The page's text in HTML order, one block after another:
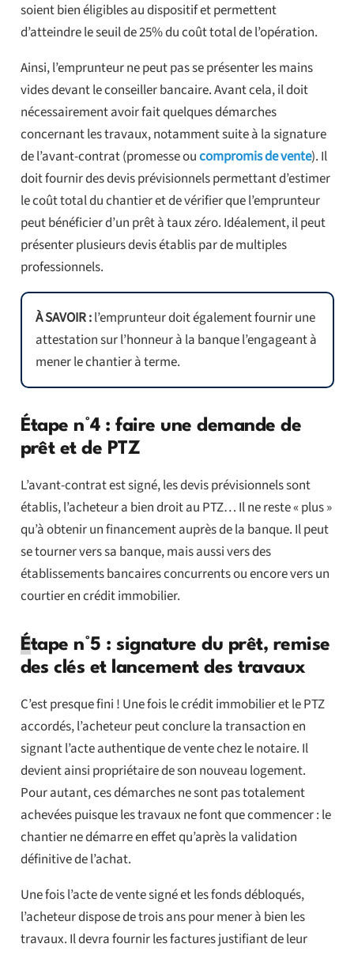
soient bien éligibles au dispositif et permettent
d’atteindre le seuil de 25% du coût total de l’opération.
Ainsi, l’emprunteur ne peut pas se présenter les mains
vides devant le conseiller bancaire. Avant cela, il doit
nécessairement avoir fait quelques démarches
concernant les travaux, notamment suite à la signature
de l’avant-contrat (promesse oucompromis de vente). Il
doit fournir des devis prévisionnels permettant d’estimer
le coût total du chantier et de vérifier que l’emprunteur
peut bénéficier d’un prêt à taux zéro. Idéalement, il peut
présenter plusieurs devis établis par de multiples
professionnels.
À SAVOIR :l’emprunteur doit également fournir une
attestation sur l’honneur à la banque l’engageant à
mener le chantier à terme.
Étape n°4 : faire une demande de
prêt et de PTZ
L’avant-contrat est signé, les devis prévisionnels sont
établis, l’acheteur a bien droit au PTZ… Il ne reste « plus »
qu’à obtenir un financement auprès de la banque. Il peut
se tourner vers sa banque, mais aussi vers des
établissements bancaires concurrents ou encore vers un
courtier en crédit immobilier.
Étape n°5 : signature du prêt, remise
des clés et lancement des travaux
C’est presque fini ! Une fois le crédit immobilier et le PTZ
accordés, l’acheteur peut conclure la transaction en
signant l’acte authentique de vente chez le notaire. Il
devient ainsi propriétaire de son nouveau logement.
Pour autant, ces démarches ne sont pas totalement
achevées puisque les travaux ne font que commencer : le
chantier ne démarre en effet qu’après la validation
définitive de l’achat.
Une fois l’acte de vente signé et les fonds débloqués,
l’acheteur dispose de trois ans pour mener à bien les
travaux. Il devra fournir les factures justifiant de leur